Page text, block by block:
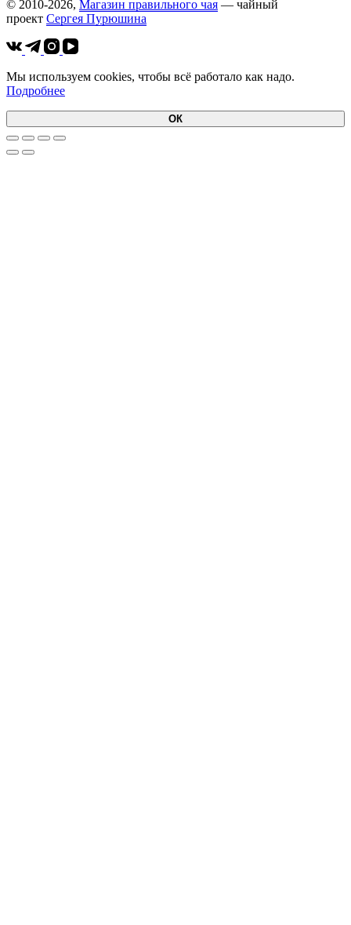
© 2010-2026, Магазин правильного чая — чайный
проект Cергея Пурюшина
Мы используем cookies, чтобы всё работало как надо.
Подробнее
ОК